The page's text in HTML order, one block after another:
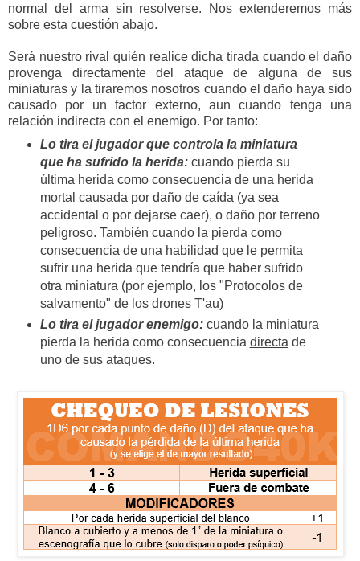
normal del arma sin resolverse. Nos extenderemos más
sobre esta cuestión abajo.
Será nuestro rival quién realice dicha tirada cuando el daño
provenga directamente del ataque de alguna de sus
miniaturas y la tiraremos nosotros cuando el daño haya sido
causado por un factor externo, aun cuando tenga una
relación indirecta con el enemigo. Por tanto:
Lo tira el jugador que controla la miniatura
que ha sufrido la herida:cuando pierda su
última herida como consecuencia de una herida
mortal causada por daño de caída (ya sea
accidental o por dejarse caer), o daño por terreno
peligroso. También cuando la pierda como
consecuencia de una habilidad que le permita
sufrir una herida que tendría que haber sufrido
otra miniatura (por ejemplo, los "Protocolos de
salvamento" de los drones T'au)
Lo tira el jugador enemigo:cuando la miniatura
pierda la herida como consecuencia directa de
uno de sus ataques.